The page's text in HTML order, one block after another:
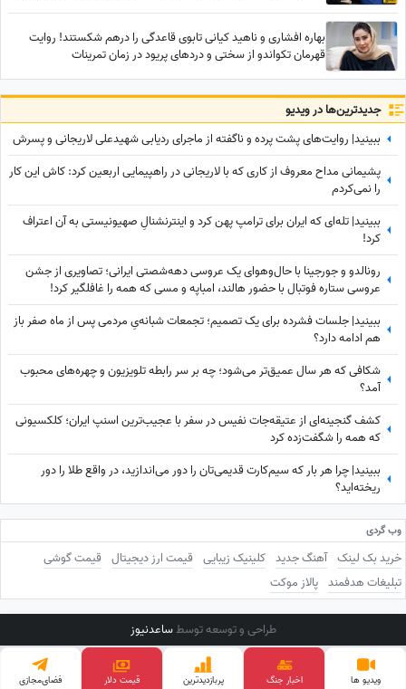
بهاره افشاری و ناهید کیانی تابوی قاعدگی را درهم شکستند! روایت
قهرمان تکواندو از سختی و دردهای پریود در زمان تمرینات
جدید‌ترین‌ها در ویدیو
ببینید| روایت‌های پشت پرده و ناگفته از ماجرای ردیابی شهیدعلی لاریجانی و پسرش
پشیمانی مداح معروف از کاری که با لاریجانی در راهپیمایی اربعین کرد: کاش این کار
را نمی‌کردم
ببینید| تله‌ای که ایران برای ترامپ پهن کرد و اینترنشنالِ صهیونیستی به آن اعتراف
کرد!
رونالدو و جورجینا با حال‌وهوای یک عروسی دهه‌شصتی ایرانی؛ تصاویری از جشن
عروسی ستاره فوتبال با حضور هالند، امباپه و مسی که همه را غافلگیر کرد!
ببینید| جلسات فشرده برای یک تصمیم؛ تجمعات شبانه‌یِ مردمی پس از ماه صفر باز
هم ادامه دارد؟
شکافی که هر سال عمیق‌تر می‌شود؛ چه بر سر رابطه تلویزیون و چهره‌های محبوب
آمد؟
کشف گنجینه‌ای از عتیقه‌جات نفیس در سفر با عجیب‌ترین اسنپ ایران؛ کلکسیونی
که همه را شگفت‌زده کرد
ببینید| چرا هر بار که سیم‌کارت قدیمی‌تان را دور می‌اندازید، در واقع طلا را دور
ریخته‌اید؟
وب گردی
خرید بک لینک آهنگ جدید کلینیک زیبایی قیمت ارز دیجیتال قیمت گوشی
تبلیغات هدفمند پالاز موکت
طراحی و توسعه توسطساعدنیوز
ویدیو ها اخبار جنگ پربازدید‌ترین قیمت دلار فضای‌مجازی